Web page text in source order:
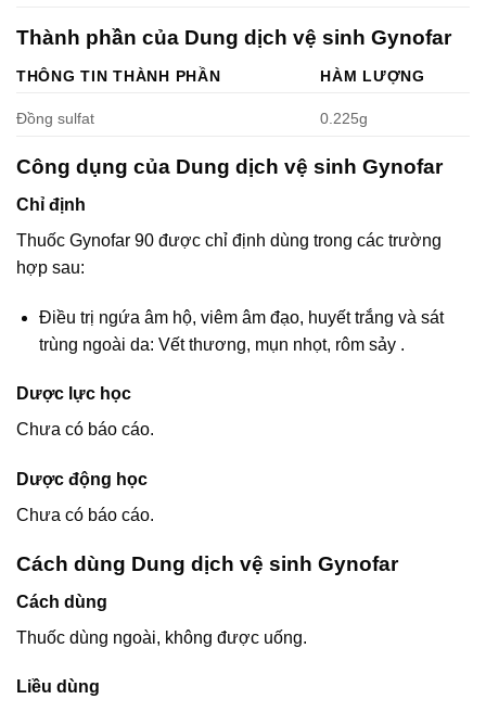
Thành phần của Dung dịch vệ sinh Gynofar
THÔNG TIN THÀNH PHẦN HÀM LƯỢNG
Đồng sulfat 0.225g
Công dụng của Dung dịch vệ sinh Gynofar
Chỉ định
Thuốc Gynofar 90 được chỉ định dùng trong các trường
hợp sau:
Ðiều trị ngứa âm hộ, viêm âm đạo, huyết trắng và sát
trùng ngoài da: Vết thương, mụn nhọt, rôm sảy .
Dược lực học
Chưa có báo cáo.
Dược động học
Chưa có báo cáo.
Cách dùng Dung dịch vệ sinh Gynofar
Cách dùng
Thuốc dùng ngoài, không được uống.
Liều dùng